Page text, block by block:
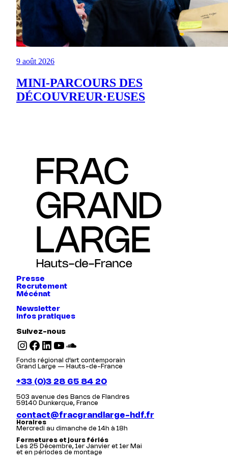
9 août 2026
MINI-PARCOURS DES
DÉCOUVREUR·EUSES
Presse
Recrutement
Mécénat
Newsletter
Infos pratiques
Suivez-nous
Instagram Facebook LinkedIn YouTube SoundCloud
Fonds régional d’art contemporain
Grand Large — Hauts-de-France
+33 (0)3 28 65 84 20
503 avenue des Bancs de Flandres
59140 Dunkerque, France
contact@fracgrandlarge-hdf.fr
Horaires
Mercredi au dimanche de 14h à 18h
Fermetures et jours fériés
Les 25 Décembre, 1er Janvier et 1er Mai
et en périodes de montage